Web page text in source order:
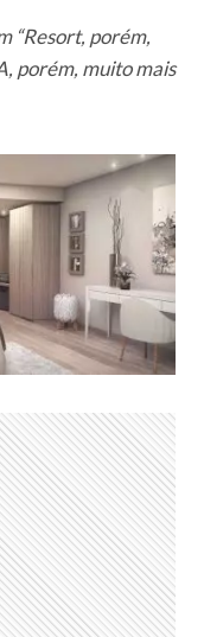
“Resort, porém,
porém, muito mais